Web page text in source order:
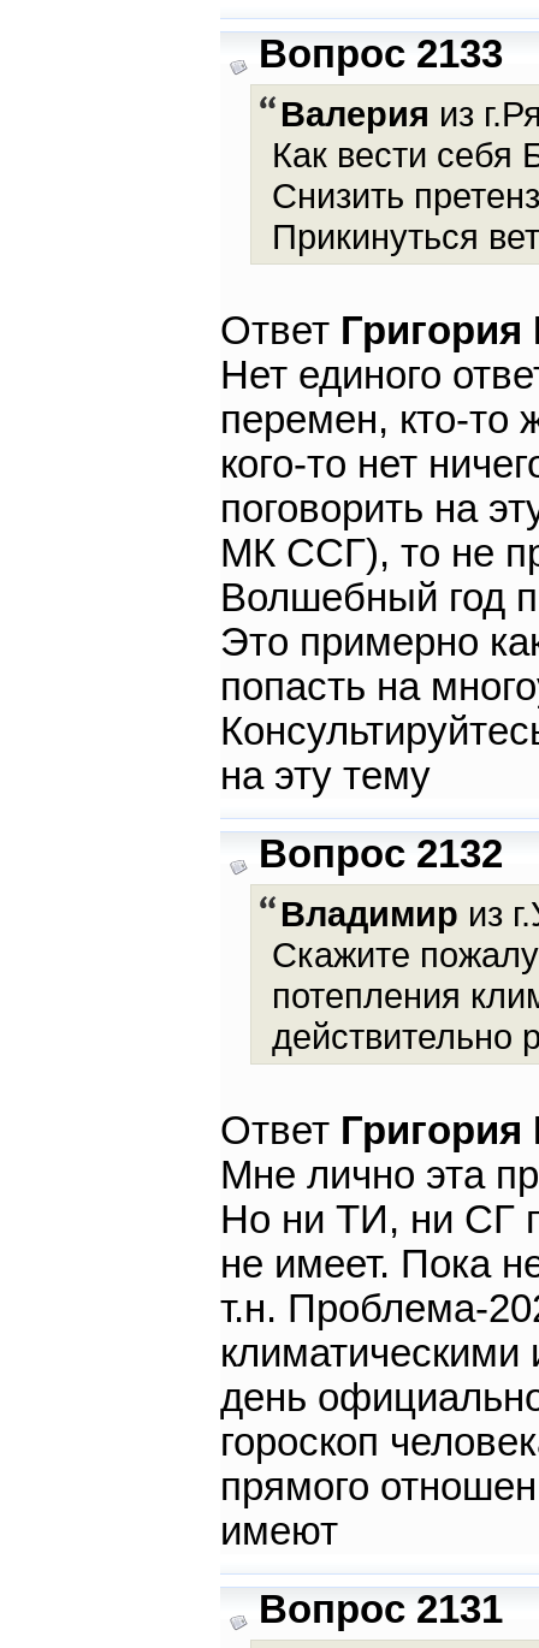
Вопрос 2133
Валерия из
Как вести
Снизить
Прикинуться
Ответ
Нет единого
перемен, кто-то
кого-то нет
поговорить на
МК ССГ), то не
Волшебный год
Это примерно
попасть на
на эту тему
Вопрос 2132
Владимир из
Скажите
потепления
действительно
Ответ
Мне лично эта
Но ни ТИ, ни СГ
не имеет. Пока
т.н. Проблема-
день
гороскоп
прямого
имеют
Вопрос 2131